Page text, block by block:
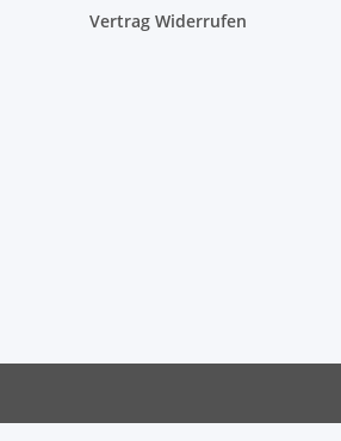
Vertrag Widerrufen